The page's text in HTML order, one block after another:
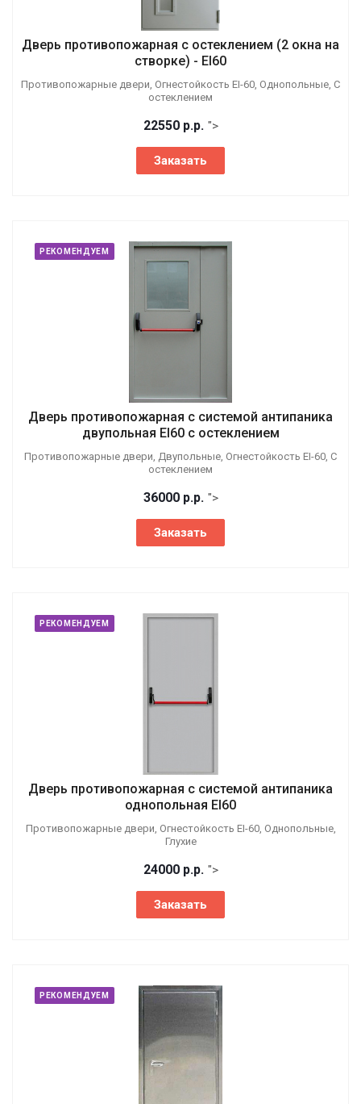
Дверь противопожарная с остеклением (2 окна на
створке) - EI60
Противопожарные двери, Огнестойкость EI-60, Однопольные, С
остеклением
22550 р.р. ">
Заказать
РЕКОМЕНДУЕМ
Дверь противопожарная с системой антипаника
двупольная EI60 с остеклением
Противопожарные двери, Двупольные, Огнестойкость EI-60, С
остеклением
36000 р.р. ">
Заказать
РЕКОМЕНДУЕМ
Дверь противопожарная с системой антипаника
однопольная EI60
Противопожарные двери, Огнестойкость EI-60, Однопольные,
Глухие
24000 р.р. ">
Заказать
РЕКОМЕНДУЕМ